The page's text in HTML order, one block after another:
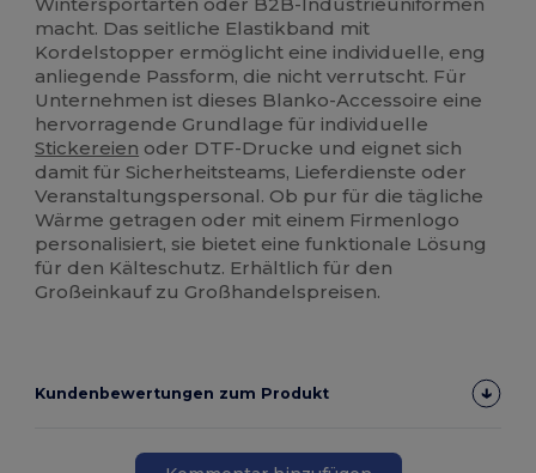
macht. Das seitliche Elastikband mit
Kordelstopper ermöglicht eine individuelle, eng
anliegende Passform, die nicht verrutscht. Für
Unternehmen ist dieses Blanko-Accessoire eine
hervorragende Grundlage für individuelle
Stickereien oder DTF-Drucke und eignet sich
damit für Sicherheitsteams, Lieferdienste oder
Veranstaltungspersonal. Ob pur für die tägliche
Wärme getragen oder mit einem Firmenlogo
personalisiert, sie bietet eine funktionale Lösung
für den Kälteschutz. Erhältlich für den
Großeinkauf zu Großhandelspreisen.
Kundenbewertungen zum Produkt